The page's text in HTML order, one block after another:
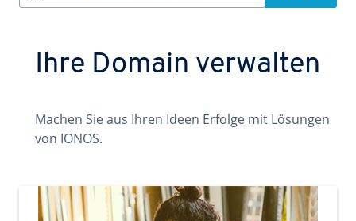
Ihre Domain verwalten
Machen Sie aus Ihren Ideen Erfolge mit Lösungen
von IONOS.